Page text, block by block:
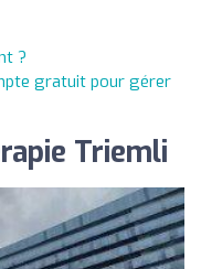
?
gratuit pour gérer
Triemli